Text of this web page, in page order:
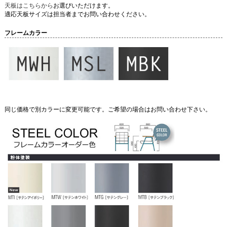
天板はこちらから お選びいただけます。
適応天板サイズは担当者までお問い合わせください。
フレームカラー
同じ価格で別カラーに変更可能です。ご希望の場合はお問い合わせ下さい。